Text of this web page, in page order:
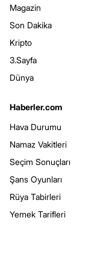
Magazin
Son Dakika
Kripto
3.Sayfa
Dünya
Haberler.com
Hava Durumu
Namaz Vakitleri
Seçim Sonuçları
Şans Oyunları
Rüya Tabirleri
Yemek Tarifleri